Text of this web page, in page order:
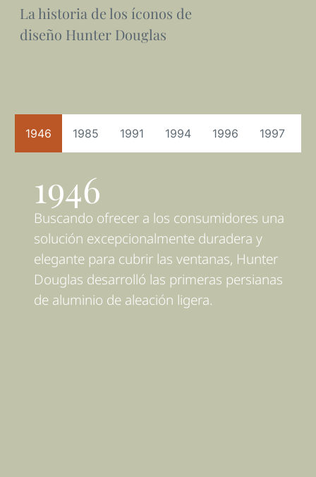
La historia de los íconos de
diseño Hunter Douglas
1946 1985 1991 1994 1996 1997
1946
Buscando ofrecer a los consumidores una
solución excepcionalmente duradera y
elegante para cubrir las ventanas, Hunter
Douglas desarrolló las primeras persianas
de aluminio de aleación ligera.